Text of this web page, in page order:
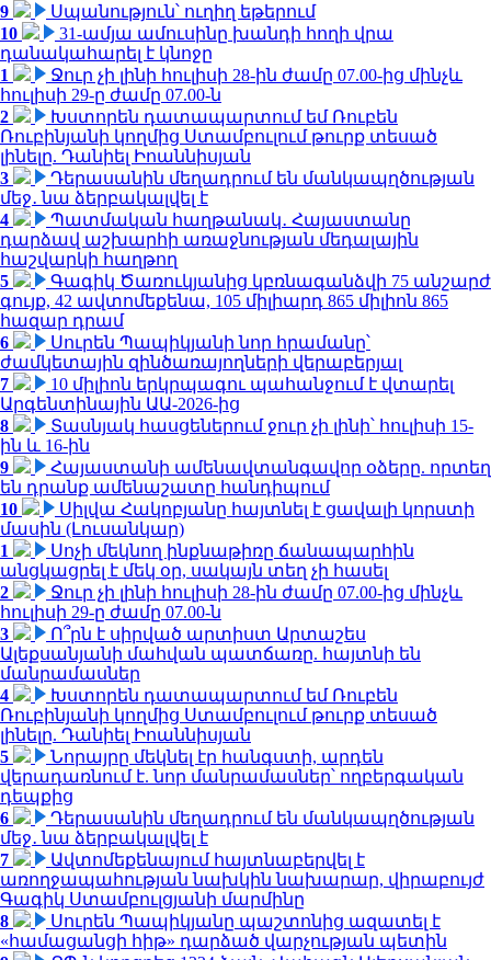
9
Սպանություն՝ ուղիղ եթերում
10
31-ամյա ամուսինը խանդի հողի վրա
դանակահարել է կնոջը
1
Ջուր չի լինի հուլիսի 28-ին ժամը 07.00-ից մինչև
հուլիսի 29-ը ժամը 07.00-ն
2
Խստորեն դատապարտում եմ Ռուբեն
Ռուբինյանի կողմից Ստամբուլում թուրք տեսած
լինելը. Դանիել Իոաննիսյան
3
Դերասանին մեղադրում են մանկապղծության
մեջ․ նա ձերբակալվել է
4
Պատմական հաղթանակ․ Հայաստանը
դարձավ աշխարհի առաջնության մեդալային
հաշվարկի հաղթող
5
Գագիկ Ծառուկյանից կբռնագանձվի 75 անշարժ
գույք, 42 ավտոմեքենա, 105 միլիարդ 865 միլիոն 865
հազար դրամ
6
Սուրեն Պապիկյանի նոր հրամանը՝
ժամկետային զինծառայողների վերաբերյալ
7
10 միլիոն երկրպագու պահանջում է վտարել
Արգենտինային ԱԱ-2026-ից
8
Տասնյակ հասցեներում ջուր չի լինի՝ հուլիսի 15-
ին և 16-ին
9
Հայաստանի ամենավտանգավոր օձերը. որտեղ
են դրանք ամենաշատը հանդիպում
10
Սիլվա Հակոբյանը հայտնել է ցավալի կորստի
մասին (Լուսանկար)
1
Սոչի մեկնող ինքնաթիռը ճանապարհին
անցկացրել է մեկ օր, սակայն տեղ չի հասել
2
Ջուր չի լինի հուլիսի 28-ին ժամը 07.00-ից մինչև
հուլիսի 29-ը ժամը 07.00-ն
3
Ո՞րն է սիրված արտիստ Արտաշես
Ալեքսանյանի մահվան պատճառը. հայտնի են
մանրամասներ
4
Խստորեն դատապարտում եմ Ռուբեն
Ռուբինյանի կողմից Ստամբուլում թուրք տեսած
լինելը. Դանիել Իոաննիսյան
5
Նորայրը մեկնել էր հանգստի, արդեն
վերադառնում է. նոր մանրամասներ՝ ողբերգական
դեպքից
6
Դերասանին մեղադրում են մանկապղծության
մեջ․ նա ձերբակալվել է
7
Ավտոմեքենայում հայտնաբերվել է
առողջապահության նախկին նախարար, վիրաբույժ
Գագիկ Ստամբուլցյանի մարմինը
8
Սուրեն Պապիկյանը պաշտոնից ազատել է
«համացանցի հիթ» դարձած վարչության պետին